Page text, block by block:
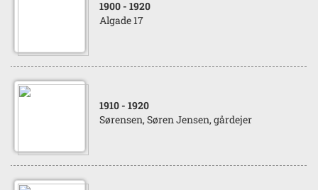
1900 - 1920
Algade 17
1910 - 1920
Sørensen, Søren Jensen, gårdejer